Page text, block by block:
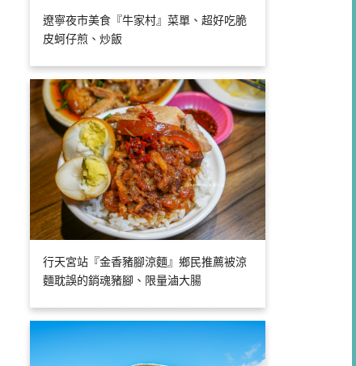
遼寧夜市美食『牛家村』菜單、超好吃脆
皮蚵仔煎、炒飯
行天宮站『金香豬腳涼麵』鄉民推薦被涼
麵耽誤的銷魂豬腳、限量滷大腸